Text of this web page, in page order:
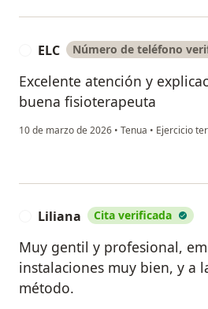
ELC Número de teléfono
Excelente atención y
buena fisioterapeuta
10 de marzo de 2026 • Tenua • Ejercicio
Liliana Cita verificada
Muy gentil y profesional,
instalaciones muy bien, y a
método.